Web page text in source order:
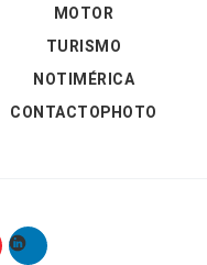
MOTOR
TURISMO
NOTIMÉRICA
CONTACTOPHOTO